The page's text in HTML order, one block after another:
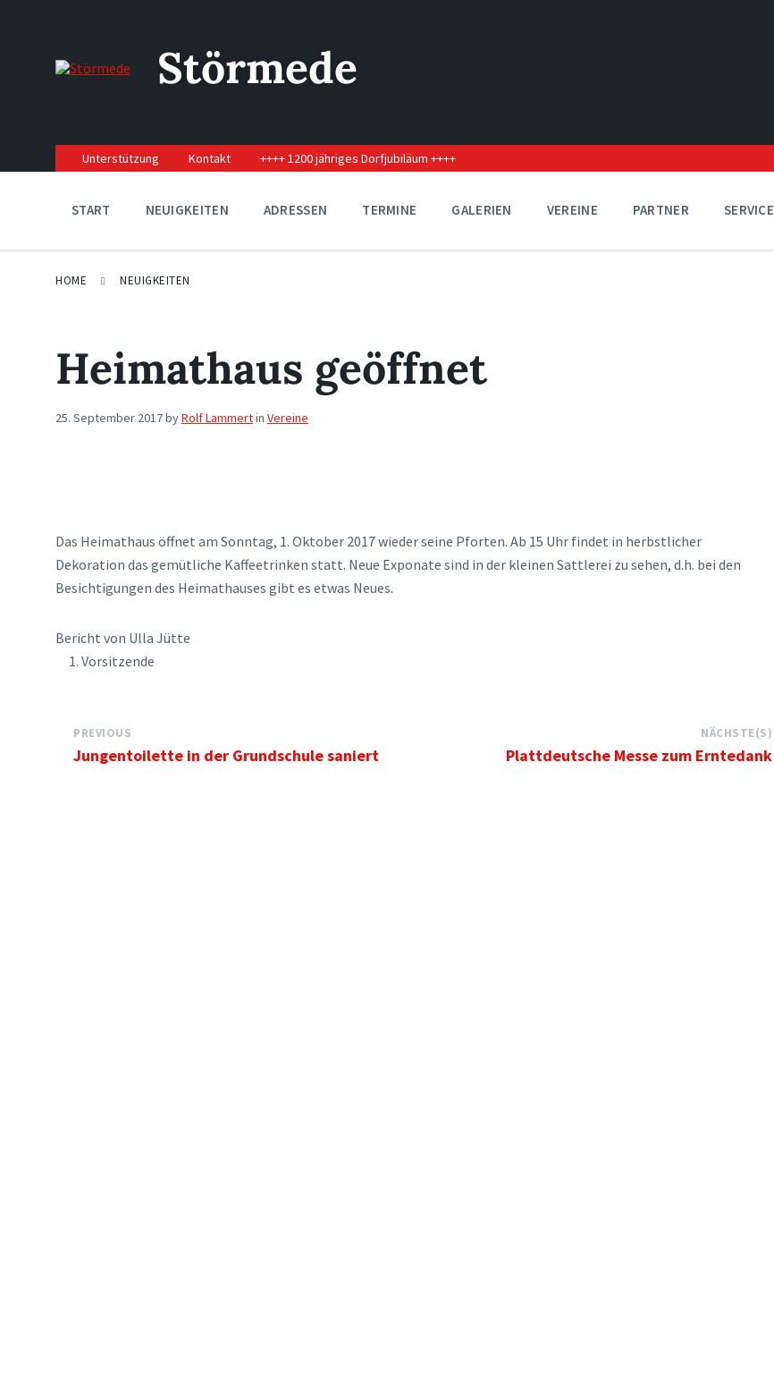
navigation
Störmede
Unterstützung Kontakt ++++ 1200 jähriges Dorfjubiläum ++++
START NEUIGKEITEN ADRESSEN TERMINE GALERIEN VEREINE PARTNER SERVICE
HOME NEUIGKEITEN
Heimathaus geöffnet
25. September 2017byRolf Lammertin Vereine
Das Heimathaus öffnet am Sonntag, 1. Oktober 2017 wieder seine Pforten. Ab 15 Uhr findet in herbstlicher
Dekoration das gemütliche Kaffeetrinken statt. Neue Exponate sind in der kleinen Sattlerei zu sehen, d.h. bei den
Besichtigungen des Heimathauses gibt es etwas Neues.
Bericht von Ulla Jütte
1. Vorsitzende
PREVIOUS
Jungentoilette in der Grundschule saniert
NÄCHSTE(S)
Plattdeutsche Messe zum Erntedank